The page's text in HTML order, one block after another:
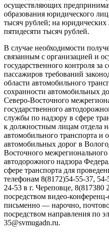
осуществляющих
образования юридического
тысяч рублей; на
пятидесяти тысяч рублей.
В случае необходимости
связанным с организацией и
государственного контроля
пассажиров требований
области автомобильного
сохранности автомобильных
Северо-Восточного
государственного
службы по надзору в сфере
к должностным лицам отдела
автомобильного транспорта и
автомобильных дорог в
Восточного
автодорожного надзора
сфере транспорта для
телефонам 8(8172)54-55-37,
24-53 в г. Череповце,
посредством видео-
письменно — нарочно,
посредством направления по
35@svmugadn.ru.